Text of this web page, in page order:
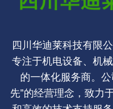
四川华迪莱科技有限
专注于机电设备、机
的一体化服务商。
先”的经营理念，致力